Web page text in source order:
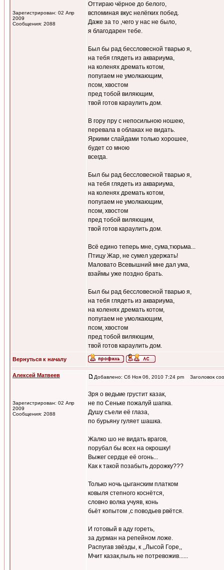
Зарегистрирован: 02 Апр
2009
Сообщения: 2088
Оттираю чёрное до белого,
вспоминая вкус нелёгких побед.
Даже за то ,чего у нас не было,
я благодарен тебе.
Был бы рад бессловесной тварью я,
на тебя глядеть из аквариума,
на коленях дремать котом,
попугаем не умолкающим,
псом, хвостом
пред тобой виляющим,
твой готов караулить дом.
В гору пру с непосильною ношею,
перевала в облаках не видать.
Яркими слайдами только хорошее,
будет со мною
всегда.
Был бы рад бессловесной тварью я,
на тебя глядеть из аквариума,
на коленях дремать котом,
попугаем не умолкающим,
псом, хвостом
пред тобой виляющим,
твой готов караулить дом.
Всё едино теперь мне, сума,тюрьма...
Птицу Жар, не сумел удержать!
Маловато Всевышний мне дал ума,
взаймы уже поздно брать.
Был бы рад бессловесной тварью я,
на тебя глядеть из аквариума,
на коленях дремать котом,
попугаем не умолкающим,
псом, хвостом
пред тобой виляющим,
твой готов караулить дом.
Вернуться к началу
Алексей Матвеев
Зарегистрирован: 02 Апр
2009
Сообщения: 2088
Добавлено: Сб Ноя 06, 2010 7:24 pm Заголовок
Зря о ведьме грустит казак,
не по Сеньке пожалуй шапка.
Душу съели её глаза,
по бурьяну гуляет шашка.
Жалко шо не видать врагов,
порубал бы всех на окрошку!
Выжег сердце её огонь...
Как к такой позабыть дорожку???
Только ночь цыганским платком
ковыля степного коснётся,
словно волка учуяв, конь
бьёт копытом ,с поводьев рвётся.
И готовый в аду гореть,
за дурман на репейном ложе.
Распугав звёзды, к ,,Лысой Горе,,
Мчит казак,пыль не потревожив......